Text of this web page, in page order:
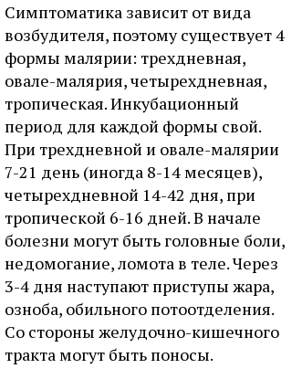
Симптоматика зависит от вида
возбудителя, поэтому существует 4
формы малярии: трехдневная,
овале-малярия, четырехдневная,
тропическая. Инкубационный
период для каждой формы свой.
При трехдневной и овале-малярии
7-21 день (иногда 8-14 месяцев),
четырехдневной 14-42 дня, при
тропической 6-16 дней. В начале
болезни могут быть головные боли,
недомогание, ломота в теле. Через
3-4 дня наступают приступы жара,
озноба, обильного потоотделения.
Со стороны желудочно-кишечного
тракта могут быть поносы.